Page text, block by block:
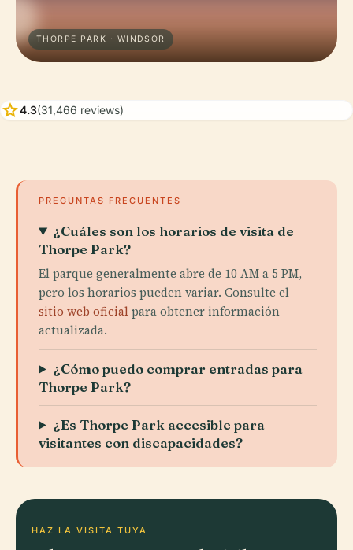
THORPE PARK · WINDSOR
star4.3(31,466 reviews)
PREGUNTAS FRECUENTES
¿Cuáles son los horarios de visita de
Thorpe Park?
El parque generalmente abre de 10 AM a 5 PM,
pero los horarios pueden variar. Consulte el
sitio web oficialpara obtener información
actualizada.
¿Cómo puedo comprar entradas para
Thorpe Park?
¿Es Thorpe Park accesible para
visitantes con discapacidades?
HAZ LA VISITA TUYA